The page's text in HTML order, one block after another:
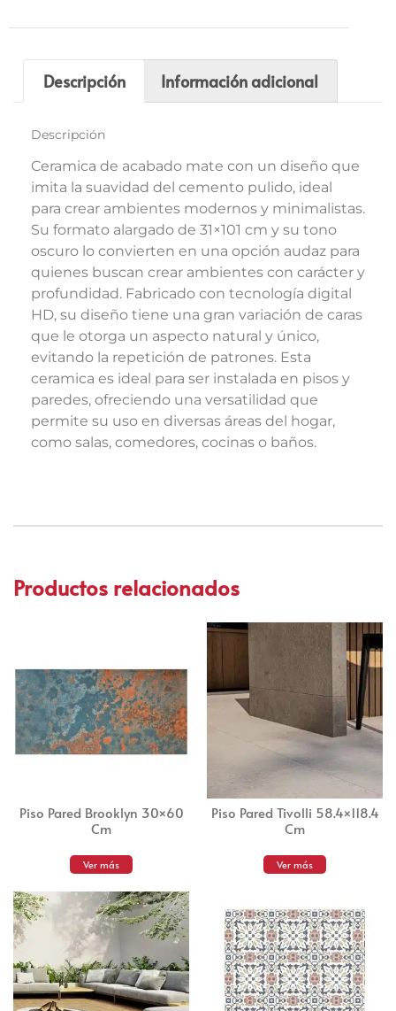
Descripción Información adicional
Descripción
Ceramica de acabado mate con un diseño que
imita la suavidad del cemento pulido, ideal
para crear ambientes modernos y minimalistas.
Su formato alargado de 31×101 cm y su tono
oscuro lo convierten en una opción audaz para
quienes buscan crear ambientes con carácter y
profundidad. Fabricado con tecnología digital
HD, su diseño tiene una gran variación de caras
que le otorga un aspecto natural y único,
evitando la repetición de patrones. Esta
ceramica es ideal para ser instalada en pisos y
paredes, ofreciendo una versatilidad que
permite su uso en diversas áreas del hogar,
como salas, comedores, cocinas o baños.
Productos relacionados
Piso Pared Brooklyn 30×60
Cm
Ver más
Piso Pared Tivolli 58.4×118.4
Cm
Ver más